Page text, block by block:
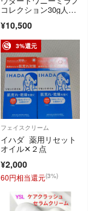
コレクション30g人気
¥10,500
3%還元
フェイスクリーム
イハダ 薬用リセット
オイル✕２点
¥2,000
60円相当還元(3%)